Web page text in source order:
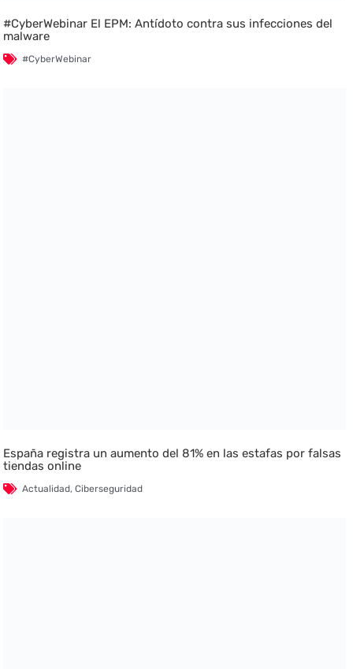
#CyberWebinar El EPM: Antídoto contra sus infecciones del
malware
#CyberWebinar
España registra un aumento del 81% en las estafas por falsas
tiendas online
Actualidad,Ciberseguridad